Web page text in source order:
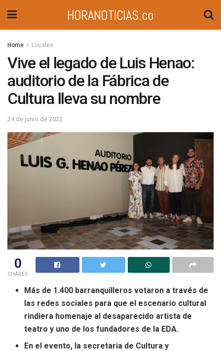
HORANOTICIAS.co
Home Locales
Vive el legado de Luis Henao:
auditorio de la Fábrica de
Cultura lleva su nombre
24 de junio de 2022
0
SHARES
Más de 1.400 barranquilleros votaron a través de
las redes sociales para que el escenario cultural
rindiera homenaje al desaparecido artista de
teatro y uno de los fundadores de la EDA.
En el evento, la secretaria de Cultura y